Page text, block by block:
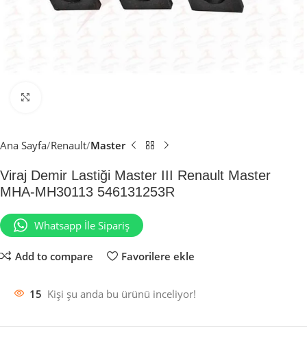
Ana Sayfa Renault Master
Viraj Demir Lastiği Master III Renault Master
MHA-MH30113 546131253R
Whatsapp İle Sipariş
Add to compare Favorilere ekle
15 Kişi şu anda bu ürünü inceliyor!